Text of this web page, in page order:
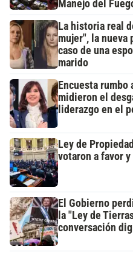
Manejo del
La historia real
mujer", la nueva
caso de una
marido
Encuesta rumbo
midieron el
liderazgo en el
Ley de
votaron a favor
El Gobierno
la "Ley de
conversación